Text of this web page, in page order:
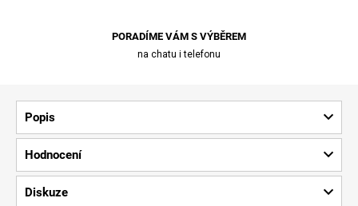
PORADÍME VÁM S VÝBĚREM
na chatu i telefonu
Popis
Hodnocení
Diskuze